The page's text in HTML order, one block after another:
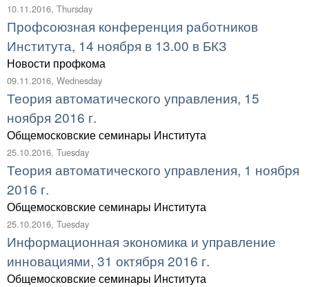
10.11.2016, Thursday
Профсоюзная конференция работников
Института, 14 ноября в 13.00 в БКЗ
Новости профкома
09.11.2016, Wednesday
Теория автоматического управления, 15
ноября 2016 г.
Общемосковские семинары Института
25.10.2016, Tuesday
Теория автоматического управления, 1 ноября
2016 г.
Общемосковские семинары Института
25.10.2016, Tuesday
Информационная экономика и управление
инновациями, 31 октября 2016 г.
Общемосковские семинары Института